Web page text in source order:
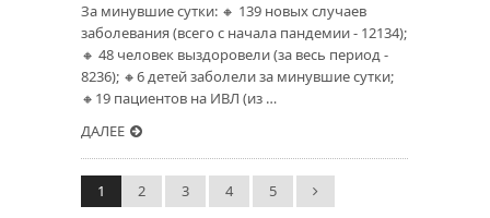
За минувшие сутки: 🔸 139 новых случаев
заболевания (всего с начала пандемии - 12134);
🔸 48 человек выздоровели (за весь период -
8236); 🔸6 детей заболели за минувшие сутки;
🔸19 пациентов на ИВЛ (из …
ДАЛЕЕ
1 2 3 4 5